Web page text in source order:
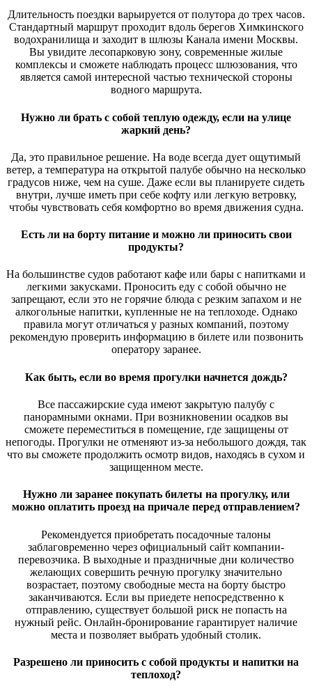
Длительность поездки варьируется от полутора до трех часов.
Стандартный маршрут проходит вдоль берегов Химкинского
водохранилища и заходит в шлюзы Канала имени Москвы.
Вы увидите лесопарковую зону, современные жилые
комплексы и сможете наблюдать процесс шлюзования, что
является самой интересной частью технической стороны
водного маршрута.
Нужно ли брать с собой теплую одежду, если на улице
жаркий день?
Да, это правильное решение. На воде всегда дует ощутимый
ветер, а температура на открытой палубе обычно на несколько
градусов ниже, чем на суше. Даже если вы планируете сидеть
внутри, лучше иметь при себе кофту или легкую ветровку,
чтобы чувствовать себя комфортно во время движения судна.
Есть ли на борту питание и можно ли приносить свои
продукты?
На большинстве судов работают кафе или бары с напитками и
легкими закусками. Проносить еду с собой обычно не
запрещают, если это не горячие блюда с резким запахом и не
алкогольные напитки, купленные не на теплоходе. Однако
правила могут отличаться у разных компаний, поэтому
рекомендую проверить информацию в билете или позвонить
оператору заранее.
Как быть, если во время прогулки начнется дождь?
Все пассажирские суда имеют закрытую палубу с
панорамными окнами. При возникновении осадков вы
сможете переместиться в помещение, где защищены от
непогоды. Прогулки не отменяют из-за небольшого дождя, так
что вы сможете продолжить осмотр видов, находясь в сухом и
защищенном месте.
Нужно ли заранее покупать билеты на прогулку, или
можно оплатить проезд на причале перед отправлением?
Рекомендуется приобретать посадочные талоны
заблаговременно через официальный сайт компании-
перевозчика. В выходные и праздничные дни количество
желающих совершить речную прогулку значительно
возрастает, поэтому свободные места на борту быстро
заканчиваются. Если вы приедете непосредственно к
отправлению, существует большой риск не попасть на
нужный рейс. Онлайн-бронирование гарантирует наличие
места и позволяет выбрать удобный столик.
Разрешено ли приносить с собой продукты и напитки на
теплоход?